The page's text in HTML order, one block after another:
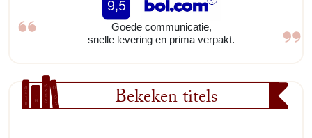
Goede communicatie,
snelle levering en prima verpakt.
Bekeken titels